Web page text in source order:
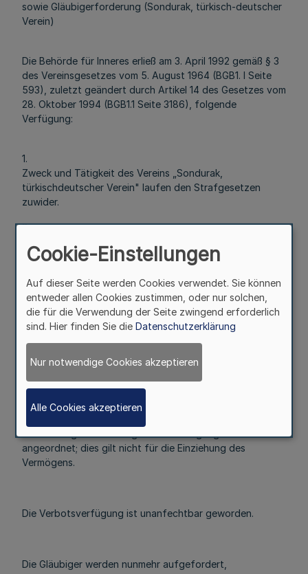
sowie Gläubigerforderung (Sondurak, türkisch-deutscher
Verein)
Die Behörde für Inneres erließ am 3. April 1992 gemäß § 3
des Vereinsgesetzes vom 5. August 1964 (BGB1. I Seite
593), zuletzt geändert durch Artikel 14 des Gesetzes vom
28. Oktober 1994 (BGB1.1 Seite 3186), folgende
Verfügung:
1.
Zweck und Tätigkeit des Vereins „Sondurak,
türkischdeutscher Verein" laufen den Strafgesetzen
zuwider.
2.
verboten. Er wird aufgelöst.
3.
Es ist verboten, Ersatzorganisationen für den Verein
„Sondurak, türkisch-deutscher Verein" zu bilden oder
bestehende Organisationen als Ersatzorganisationen
Das Vermögen des Vereins „Sondurak, türkisch-deutscher
Verein" wird beschlagnahmt und eingezogen.
angeordnet; dies gilt nicht für die Einziehung des
Vermögens.
Die Verbotsverfügung ist unanfechtbar geworden.
Die Gläubiger werden nunmehr aufgefordert,
Cookie-Einstellungen
Auf dieser Seite werden Cookies verwendet. Sie können
entweder allen Cookies zustimmen, oder nur solchen,
die für die Verwendung der Seite zwingend erforderlich
sind. Hier finden Sie die Datenschutzerklärung
Nur notwendige Cookies akzeptieren
Alle Cookies akzeptieren